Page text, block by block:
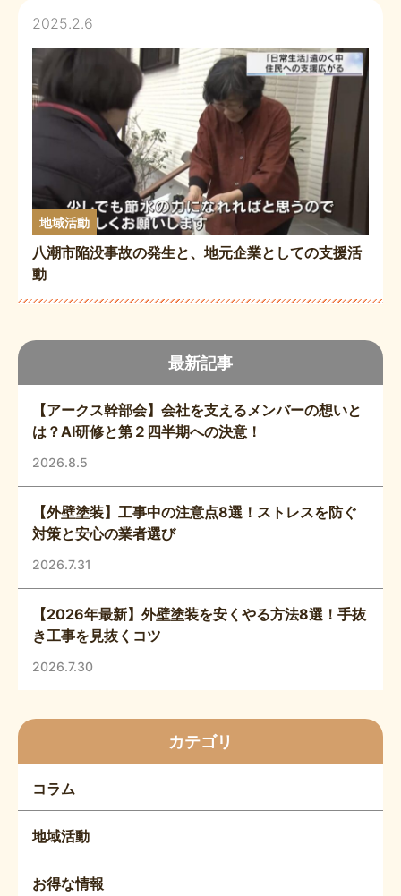
最新記事
【アークス幹部会】会社を支えるメンバーの想いと
は？AI研修と第２四半期への決意！
2026.8.5
【外壁塗装】工事中の注意点8選！ストレスを防ぐ
対策と安心の業者選び
2026.7.31
【2026年最新】外壁塗装を安くやる方法8選！手抜
き工事を見抜くコツ
2026.7.30
カテゴリ
コラム
地域活動
お得な情報
2025.2.6
地域活動
八潮市陥没事故の発生と、地元企業としての支援活
動